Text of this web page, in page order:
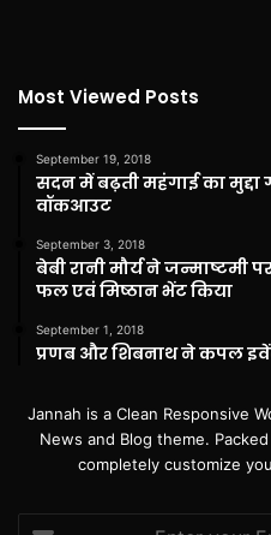
Most Viewed Posts
September 19, 2018
सदन में बढ़ती महंगाई का मुद्दा
वॉकआउट
September 3, 2018
बेबी रानी मौर्य ने जन्माष्टमी
फल एवं मिष्ठान भेंट किया
September 1, 2018
प्रणब और शिबनाथ ने कपल
Jannah is a Clean Responsive
News and Blog theme.
completely customize